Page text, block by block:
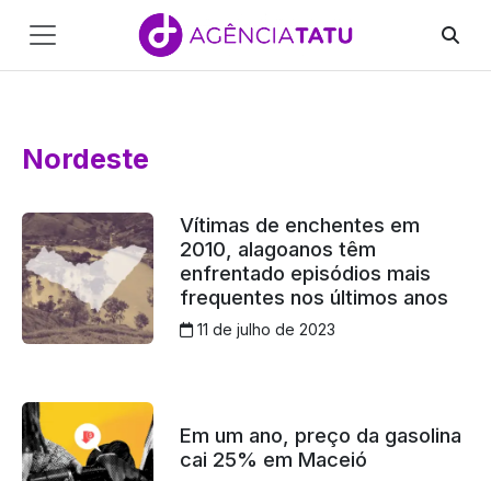
Main
Navigation
Nordeste
Vítimas de enchentes em
2010, alagoanos têm
enfrentado episódios mais
frequentes nos últimos anos
11 de julho de 2023
Em um ano, preço da gasolina
cai 25% em Maceió